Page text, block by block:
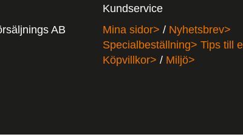
AB
Kundservice
Mina sidor> / Nyhetsbrev>
Specialbeställning> Tips till
Köpvillkor> / Miljö>